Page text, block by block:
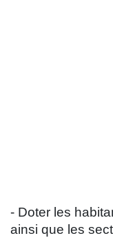
- Doter les
ainsi que les